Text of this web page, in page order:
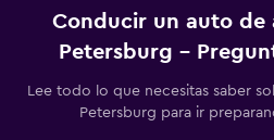
Conducir un auto de
Petersburg -
Lee todo lo que necesitas saber
Petersburg para ir